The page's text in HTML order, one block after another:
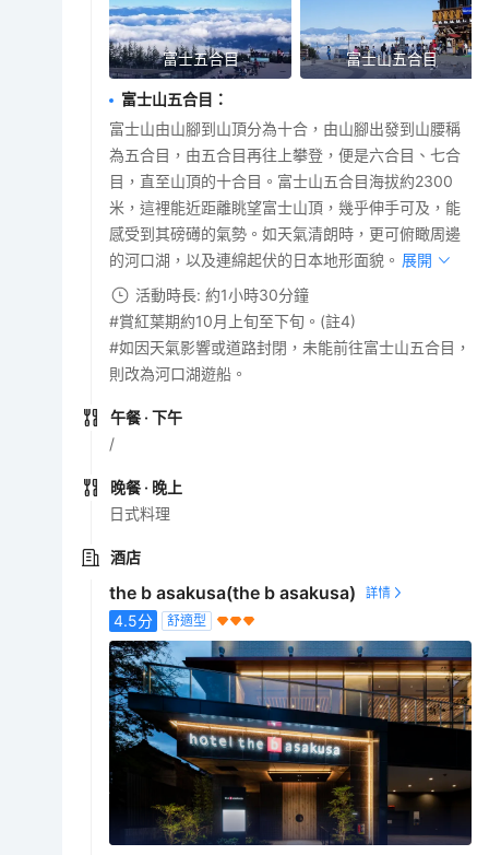
富士五合目 富士山五合目
富士山五合目 ：
富士山由山腳到山頂分為十合，由山腳出發到山腰稱
為五合目，由五合目再往上攀登，便是六合目、七合
目，直至山頂的十合目。富士山五合目海拔約2300
米，這裡能近距離眺望富士山頂，幾乎伸手可及，能
感受到其磅礡的氣勢。如天氣清朗時，更可俯瞰周邊
的河口湖，以及連綿起伏的日本地形面貌。 展開
活動時長: 約1小時30分鐘
#賞紅葉期約10月上旬至下旬。(註4)
#如因天氣影響或道路封閉，未能前往富士山五合目，
則改為河口湖遊船。
午餐 · 下午
/
晚餐 · 晚上
日式料理
酒店
the b asakusa(the b asakusa)
4.5分 舒適型